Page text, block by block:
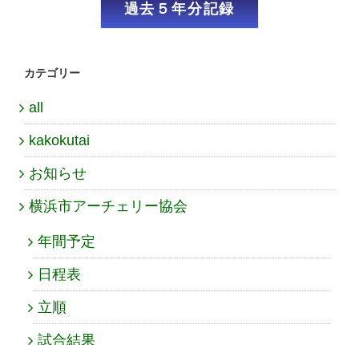
過去５年分記録
カテゴリー
all
kakokutai
お知らせ
横浜市アーチェリー協会
年間予定
日程表
立順
試合結果